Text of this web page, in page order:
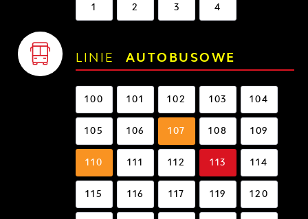
1 2 3 4
LINIE AUTOBUSOWE
100 101 102 103 104
105 106 107 108 109
110 111 112 113 114
115 116 117 119 120